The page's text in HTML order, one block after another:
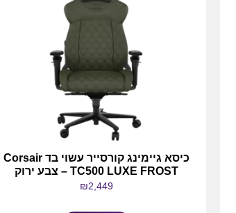
כיסא גיימינג קורסייר עשוי בד Corsair
TC500 LUXE FROST – צבע ירוק
₪2,449